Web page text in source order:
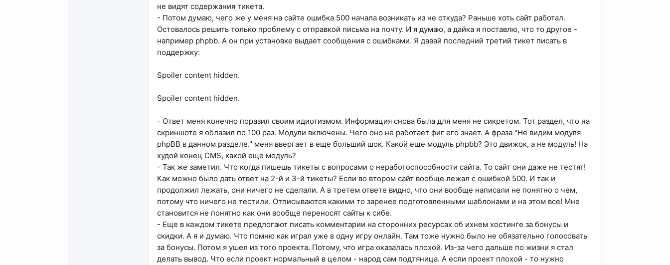
не видят содержания тикета.
- Потом думаю, чего же у меня на сайте ошибка 500 начала возникать из не откуда? Раньше хоть сайт работал.
Остовалось решить только проблему с отправкой письма на почту. И я думаю, а дайка я поставлю, что то другое -
например phpbb. А он при установке выдает сообщения с ошибками. Я давай последний третий тикет писать в
поддержку:
Spoiler content hidden.
Spoiler content hidden.
- Ответ меня конечно поразил своим идиотизмом. Информация снова была для меня не сикретом. Тот раздел, что на
скриншоте я облазил по 100 раз. Модули включены. Чего оно не работает фиг его знает. А фраза "Не видим модуля
phpBB в данном разделе." меня ввергает в еще больший шок. Какой еще модуль phpbb? Это движок, а не модуль! На
худой конец CMS, какой еще модуль?
- Так же заметил. Что когда пишешь тикеты с вопросами о неработоспособности сайта. То сайт они даже не тестят!
Как можно было дать ответ на 2-й и 3-й тикеты? Если во втором сайт вообще лежал с ошибкой 500. И так и
продолжил лежать, они ничего не сделали. А в третем ответе видно, что они вообще написали не понятно о чем,
потому что ничего не тестили. Отписываются какими то заренее подготовленными шаблонами и на этом все! Мне
становится не понятно как они вообще переносят сайты к сибе.
- Еще в каждом тикете предлогают писать комментарии на сторонних ресурсах об ихнем хостинге за бонусы и
скидки. А я и думаю. Что помню как играл уже в одну игру онлайн. Там тоже нужно было не обязательно голосовать
за бонусы. Потом я ушел из того проекта. Потому, что игра оказалась плохой. Из-за чего дальше по жизни я стал
делать вывод. Что если проект нормальный в целом - народ сам подтяница. А если проект плохой - то нужно